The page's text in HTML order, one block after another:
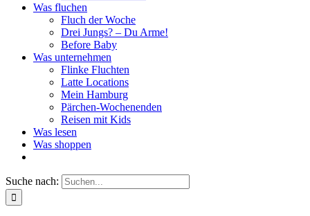
Was fluchen
Fluch der Woche
Drei Jungs? – Du Arme!
Before Baby
Was unternehmen
Flinke Fluchten
Latte Locations
Mein Hamburg
Pärchen-Wochenenden
Reisen mit Kids
Was lesen
Was shoppen
Suche nach: